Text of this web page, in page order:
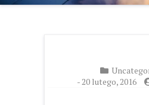
-20 lutego, 2016